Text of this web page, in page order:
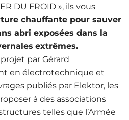
DU FROID », ils vous
chauffante pour sauver
abri exposées dans la
extrêmes.
par Gérard
en électrotechnique et
publiés par Elektor, les
à des associations
telles que l’Armée